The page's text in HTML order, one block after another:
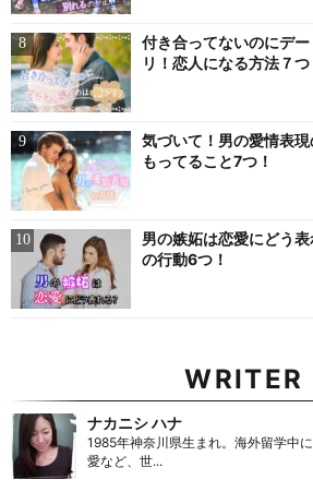
付き合ってないのにデ
リ！恋人になる方法７つ
気づいて！男の愛情表
もってること7つ！
男の嫉妬は恋愛にどう
の行動6つ！
WRITER
ナカニシ ハナ
1985年神奈川県生まれ。海外留学中
愛など、世...